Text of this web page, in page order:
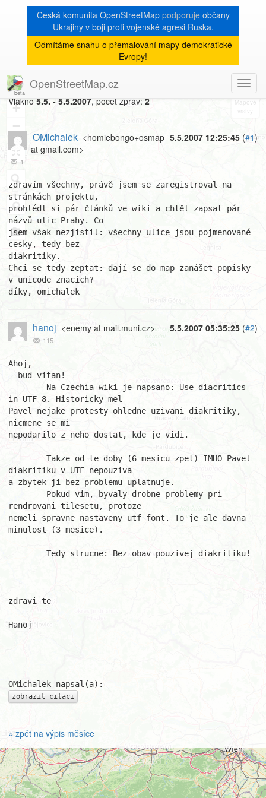
Česká komunita OpenStreetMap podporujeobčany
Ukrajiny v boji proti vojenské agresi Ruska.
Odmítáme snahu o přemalování mapy demokratické
Evropy!
OpenStreetMap.cz
8
+
−
« zpět na výpis měsíce
[Talk-cz]
české názvy
Vlákno 5.5. - 5.5.2007, počet zpráv: 2
5.5.2007 12:25:45 (#1)
OMichalek <homiebongo+osmap
at gmail.com>
1
zdravím všechny, právě jsem se zaregistroval na
stránkách projektu,
prohlédl si pár článků ve wiki a chtěl zapsat pár
názvů ulic Prahy. Co
jsem však nezjistil: všechny ulice jsou pojmenované
cesky, tedy bez
diakritiky.
Chci se tedy zeptat: dají se do map zanášet popisky
v unicode znacích?
díky, omichalek
5.5.2007 05:35:25 (#2)
hanoj <enemy at mail.muni.cz>
115
Ahoj,
in UTF-8. Historicky mel
Pavel nejake protesty ohledne uzivani diakritiky,
nicmene se mi
nepodarilo z neho dostat, kde je vidi.
diakritiku v UTF nepouziva
a zbytek ji bez problemu uplatnuje.
rendrovani tilesetu, protoze
nemeli spravne nastaveny utf font. To je ale davna
minulost (3 mesice).
zdravi te
Hanoj
zobrazit citaci
« zpět na výpis měsíce